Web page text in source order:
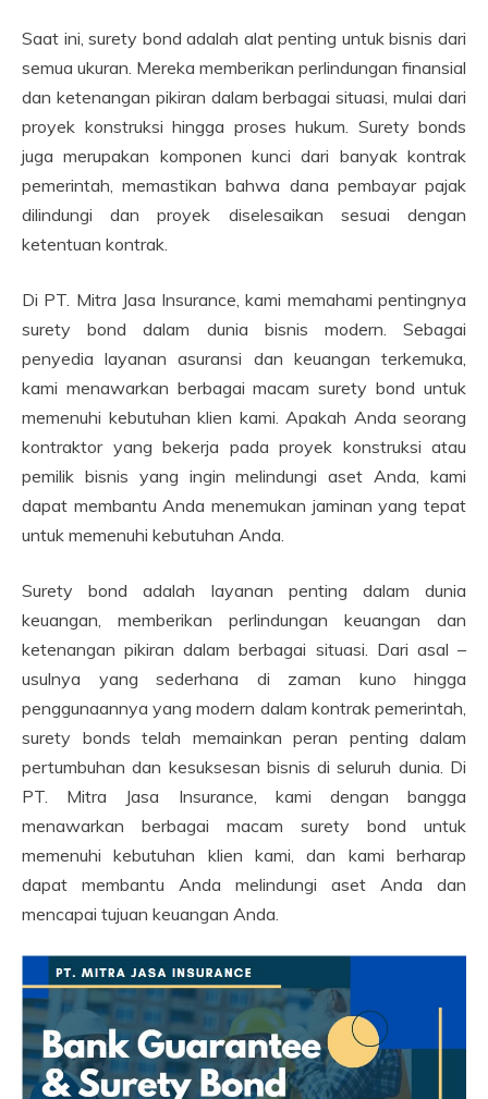
Saat ini, surety bond adalah alat penting untuk bisnis dari
semua ukuran. Mereka memberikan perlindungan finansial
dan ketenangan pikiran dalam berbagai situasi, mulai dari
proyek konstruksi hingga proses hukum. Surety bonds
juga merupakan komponen kunci dari banyak kontrak
pemerintah, memastikan bahwa dana pembayar pajak
dilindungi dan proyek diselesaikan sesuai dengan
ketentuan kontrak.
Di PT. Mitra Jasa Insurance, kami memahami pentingnya
surety bond dalam dunia bisnis modern. Sebagai
penyedia layanan asuransi dan keuangan terkemuka,
kami menawarkan berbagai macam surety bond untuk
memenuhi kebutuhan klien kami. Apakah Anda seorang
kontraktor yang bekerja pada proyek konstruksi atau
pemilik bisnis yang ingin melindungi aset Anda, kami
dapat membantu Anda menemukan jaminan yang tepat
untuk memenuhi kebutuhan Anda.
Surety bond adalah layanan penting dalam dunia
keuangan, memberikan perlindungan keuangan dan
ketenangan pikiran dalam berbagai situasi. Dari asal –
usulnya yang sederhana di zaman kuno hingga
penggunaannya yang modern dalam kontrak pemerintah,
surety bonds telah memainkan peran penting dalam
pertumbuhan dan kesuksesan bisnis di seluruh dunia. Di
PT. Mitra Jasa Insurance, kami dengan bangga
menawarkan berbagai macam surety bond untuk
memenuhi kebutuhan klien kami, dan kami berharap
dapat membantu Anda melindungi aset Anda dan
mencapai tujuan keuangan Anda.